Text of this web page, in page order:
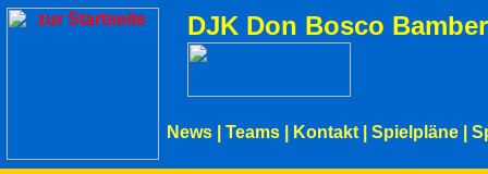
DJK Don Bosco
News Teams Kontakt Spielpläne